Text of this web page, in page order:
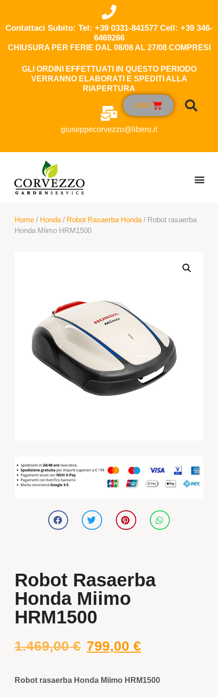
Contattaci Subito: Tel: +39 0331-841577 Cell: +39 346-
6469266
CHIUSURA PER FERIE DAL 08/08 AL 27/08 COMPRESI
GLI ORDINI EFFETTUATI IN QUESTO PERIODO
VERRANNO ELABORATI E SPEDITI ALLA
RIAPERTURA
giuseppecorvezzo@libero.it
0,00 €
Home / Honda / Robot Rasaerba Honda / Robot rasaerba
Honda Miimo HRM1500
Robot Rasaerba
Honda Miimo
HRM1500
1.469,00€ 799,00 €
Robot rasaerba Honda Miimo HRM1500